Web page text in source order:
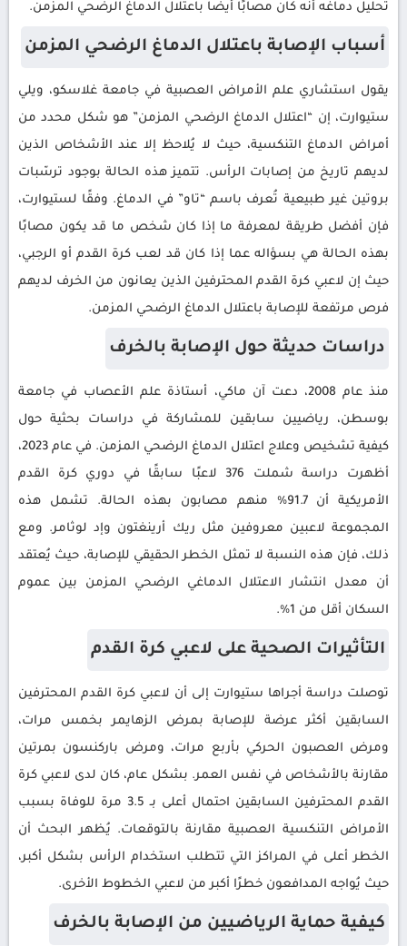
تحليل دماغه أنه كان مصابًا أيضًا باعتلال الدماغ الرضحي المزمن.
أسباب الإصابة باعتلال الدماغ الرضحي المزمن
يقول استشاري علم الأمراض العصبية في جامعة غلاسكو، ويلي
ستيوارت، إن “اعتلال الدماغ الرضحي المزمن” هو شكل محدد من
أمراض الدماغ التنكسية، حيث لا يُلاحظ إلا عند الأشخاص الذين
لديهم تاريخ من إصابات الرأس. تتميز هذه الحالة بوجود ترسّبات
بروتين غير طبيعية تُعرف باسم “تاو” في الدماغ. وفقًا لستيوارت،
فإن أفضل طريقة لمعرفة ما إذا كان شخص ما قد يكون مصابًا
بهذه الحالة هي بسؤاله عما إذا كان قد لعب كرة القدم أو الرجبي،
حيث إن لاعبي كرة القدم المحترفين الذين يعانون من الخرف لديهم
فرص مرتفعة للإصابة باعتلال الدماغ الرضحي المزمن.
دراسات حديثة حول الإصابة بالخرف
منذ عام 2008، دعت آن ماكي، أستاذة علم الأعصاب في جامعة
بوسطن، رياضيين سابقين للمشاركة في دراسات بحثية حول
كيفية تشخيص وعلاج اعتلال الدماغ الرضحي المزمن. في عام 2023،
أظهرت دراسة شملت 376 لاعبًا سابقًا في دوري كرة القدم
الأمريكية أن 91.7% منهم مصابون بهذه الحالة. تشمل هذه
المجموعة لاعبين معروفين مثل ريك أرينغتون وإد لوثامر. ومع
ذلك، فإن هذه النسبة لا تمثل الخطر الحقيقي للإصابة، حيث يُعتقد
أن معدل انتشار الاعتلال الدماغي الرضحي المزمن بين عموم
السكان أقل من 1%.
التأثيرات الصحية على لاعبي كرة القدم
توصلت دراسة أجراها ستيوارت إلى أن لاعبي كرة القدم المحترفين
السابقين أكثر عرضة للإصابة بمرض الزهايمر بخمس مرات،
ومرض العصبون الحركي بأربع مرات، ومرض باركنسون بمرتين
مقارنة بالأشخاص في نفس العمر. بشكل عام، كان لدى لاعبي كرة
القدم المحترفين السابقين احتمال أعلى بـ 3.5 مرة للوفاة بسبب
الأمراض التنكسية العصبية مقارنة بالتوقعات. يُظهر البحث أن
الخطر أعلى في المراكز التي تتطلب استخدام الرأس بشكل أكبر،
حيث يُواجه المدافعون خطرًا أكبر من لاعبي الخطوط الأخرى.
كيفية حماية الرياضيين من الإصابة بالخرف